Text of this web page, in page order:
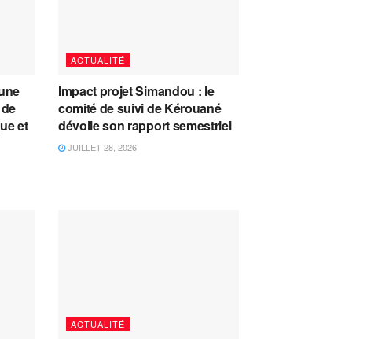
et
ACTUALITÉ
Impact projet Simandou : le
comité de suivi de Kérouané
dévoile son rapport semestriel
JUILLET 28, 2026
ACTUALITÉ